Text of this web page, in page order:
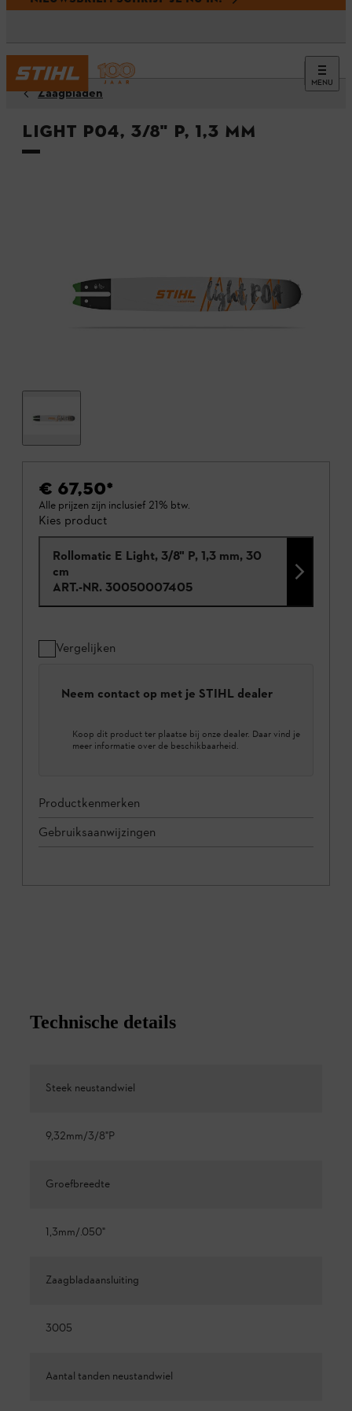
MENU
Zaagbladen
Light P04, 3/8" P, 1,3 MM
€ 67,50*
Alle prijzen zijn inclusief 21% btw.
Kies product
Rollomatic E Light, 3/8" P, 1,3 mm, 30
cm
ART.-NR. 30050007405
Vergelijken
Neem contact op met je STIHL dealer
Koop dit product ter plaatse bij onze dealer. Daar vind je
meer informatie over de beschikbaarheid.
Productkenmerken
Gebruiksaanwijzingen
Technische details
Steek neustandwiel
9,32mm/3/8"P
Groefbreedte
1,3mm/.050"
Zaagbladaansluiting
3005
Aantal tanden neustandwiel